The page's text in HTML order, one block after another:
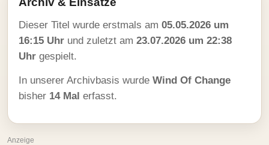
Dieser Titel wurde erstmals am 05.05.2026 um
16:15 Uhr und zuletzt am 23.07.2026 um 22:38
Uhr gespielt.
In unserer Archivbasis wurde Wind Of Change
bisher 14 Mal erfasst.
Anzeige